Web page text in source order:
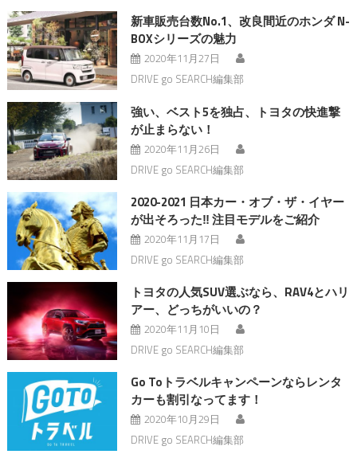
新車販売台数No.1、改良間近のホンダ N-
BOXシリーズの魅力
2020年11月27日
DRIVE go SEARCH編集部
強い、ベスト5を独占、トヨタの快進撃
が止まらない！
2020年11月26日
DRIVE go SEARCH編集部
2020-2021 日本カー・オブ・ザ・イヤー
が出そろった‼︎ 注目モデルをご紹介
2020年11月17日
DRIVE go SEARCH編集部
トヨタの人気SUV選ぶなら、RAV4とハリ
アー、どっちがいいの？
2020年11月10日
DRIVE go SEARCH編集部
Go Toトラベルキャンペーンならレンタ
カーも割引なってます！
2020年10月29日
DRIVE go SEARCH編集部